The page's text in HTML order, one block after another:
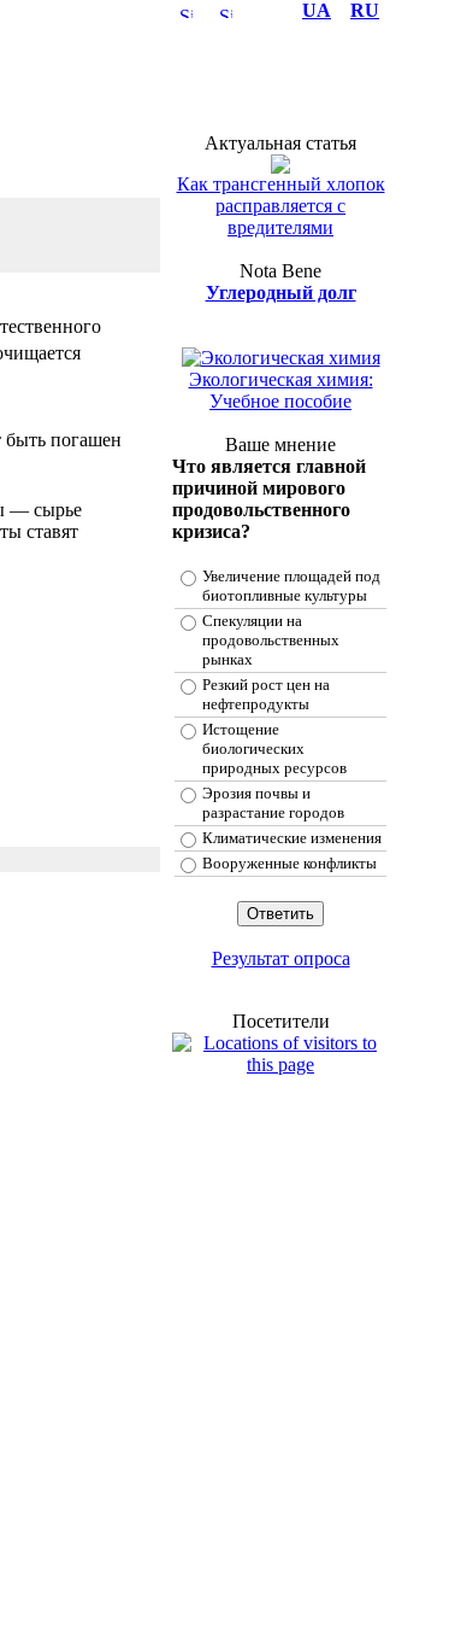
UA RU
быть погашен
— сырье
ставят
Актуальная статья
Как трансгенный хлопок
расправляется с
вредителями
Nota Bene
Углеродный долг
Экологическая химия:
Учебное пособие
Ваше мнение
Что является главной
причиной мирового
продовольственного
кризиса?
Увеличение площадей под
биотопливные культуры
Спекуляции на
продовольственных
рынках
Резкий рост цен на
нефтепродукты
Истощение
биологических
природных ресурсов
Эрозия почвы и
разрастание городов
Климатические изменения
Вооруженные конфликты
Результат опроса
Посетители